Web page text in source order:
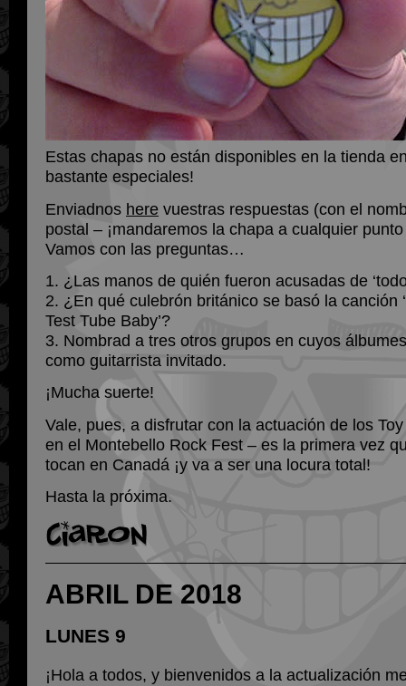
Estas chapas no están disponibles en la tienda
bastante especiales!
Enviadnos here vuestras respuestas (con el
postal – ¡mandaremos la chapa a cualquier
Vamos con las preguntas…
1. ¿Las manos de quién fueron acusadas de
2. ¿En qué culebrón británico se basó la canción
Test Tube Baby’?
3. Nombrad a tres otros grupos en cuyos
como guitarrista invitado.
¡Mucha suerte!
Vale, pues, a disfrutar con la actuación de los
en el Montebello Rock Fest – es la primera vez
tocan en Canadá ¡y va a ser una locura total!
Hasta la próxima.
ABRIL DE 2018
LUNES 9
¡Hola a todos, y bienvenidos a la actualización